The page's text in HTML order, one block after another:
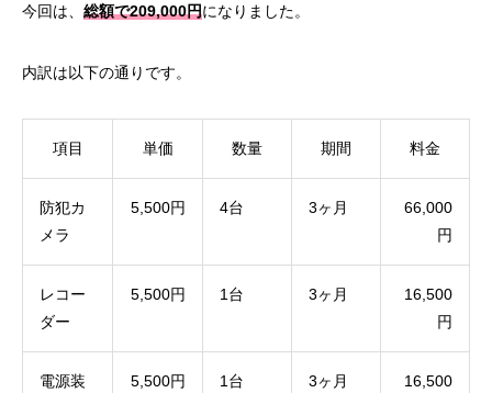
今回は、 総額で209,000円になりました。
内訳は以下の通りです。
項目 単価 数量 期間 料金
防犯カ
メラ
5,500円 4台 3ヶ月
66,000
円
レコー
ダー
5,500円 1台 3ヶ月
16,500
円
電源装
5,500円 1台 3ヶ月
16,500